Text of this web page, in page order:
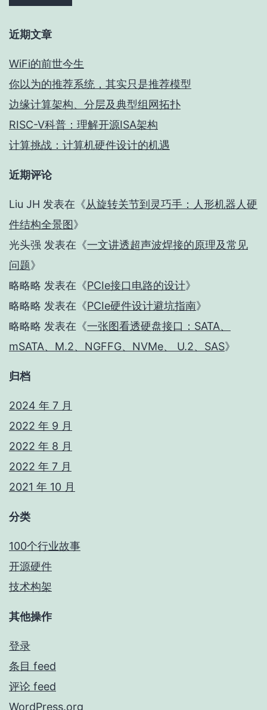
近期文章
WiFi的前世今生
你以为的推荐系统，其实只是推荐模型
边缘计算架构、分层及典型组网拓扑
RISC-V科普：理解开源ISA架构
计算挑战：计算机硬件设计的机遇
近期评论
Liu JH 发表在《从旋转关节到灵巧手：人形机器人硬
件结构全景图》
光头强 发表在《一文讲透超声波焊接的原理及常见
问题》
略略略 发表在《PCIe接口电路的设计》
略略略 发表在《PCIe硬件设计避坑指南》
略略略 发表在《一张图看透硬盘接口：SATA、
mSATA、M.2、NGFFG、NVMe、 U.2、SAS》
归档
2024 年 7 月
2022 年 9 月
2022 年 8 月
2022 年 7 月
2021 年 10 月
分类
100个行业故事
开源硬件
技术构架
其他操作
登录
条目 feed
评论 feed
WordPress.org